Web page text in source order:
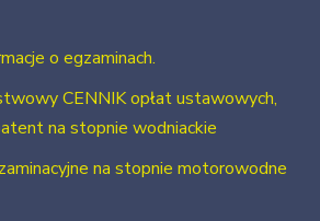
o egzaminach.
CENNIK opłat ustawowych,
na stopnie wodniackie
na stopnie motorowodne